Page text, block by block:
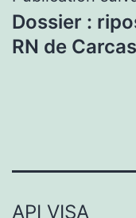
Dossier :
RN de
API VISA